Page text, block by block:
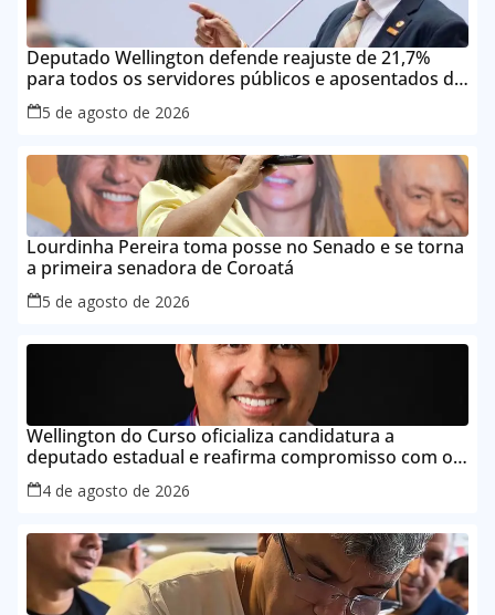
Deputado Wellington defende reajuste de 21,7%
para todos os servidores públicos e aposentados do
Maranhão
5 de agosto de 2026
Lourdinha Pereira toma posse no Senado e se torna
a primeira senadora de Coroatá
5 de agosto de 2026
Wellington do Curso oficializa candidatura a
deputado estadual e reafirma compromisso com o
povo do Maranhão
4 de agosto de 2026